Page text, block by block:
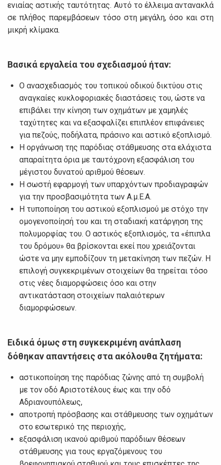
ενιαίας αστικής ταυτότητας. Αυτό το έλλειμα αντανακλά
σε πλήθος παρεμβάσεων τόσο στη μεγάλη, όσο και στη
μικρή κλίμακα.
Βασικά εργαλεία του σχεδιασμού ήταν:
Ο ανασχεδιασμός του τοπικού οδικού δικτύου στις
αναγκαίες κυκλοφοριακές διαστάσεις του, ώστε να
επιβάλει την κίνηση των οχημάτων με χαμηλές
ταχύτητες και να εξασφαλίζει επιπλέον επιφάνειες
για πεζούς, ποδήλατα, πράσινο και αστικό εξοπλισμό.
Η οργάνωση της παρόδιας στάθμευσης στα ελάχιστα
απαραίτητα όρια με ταυτόχρονη εξασφάλιση του
μέγιστου δυνατού αριθμού θέσεων.
Η σωστή εφαρμογή των υπαρχόντων προδιαγραφών
για την προσβασιμότητα των Α.μ.Ε.Α.
Η τυποποίηση του αστικού εξοπλισμού με στόχο την
ομογενοποίησή του και τη σταδιακή κατάργηση της
πολυμορφίας του. Ο αστικός εξοπλισμός, τα «έπιπλα
του δρόμου» θα βρίσκονται εκεί που χρειάζονται
ώστε να μην εμποδίζουν τη μετακίνηση των πεζών. Η
επιλογή συγκεκριμένων στοιχείων θα τηρείται τόσο
στις νέες διαμορφώσεις όσο και στην
αντικατάσταση στοιχείων παλαιότερων
διαμορφώσεων.
Ειδικά όμως στη συγκεκριμένη ανάπλαση
δόθηκαν απαντήσεις στα ακόλουθα ζητήματα:
αστικοποίηση της παρόδιας ζώνης από τη συμβολή
με τον οδό Αριστοτέλους έως και την οδό
Αδριανουπόλεως,
αποτροπή πρόσβασης και στάθμευσης των οχημάτων
στο εσωτερικό της περιοχής,
εξασφάλιση ικανού αριθμού παρόδιων θέσεων
στάθμευσης για τους εργαζόμενους του